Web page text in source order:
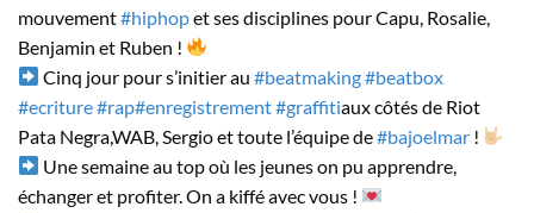
mouvement#hiphopet ses disciplines pour Capu, Rosalie,
Benjamin et Ruben !
Cinq jour pour s’initier au#beatmaking#beatbox
#ecriture#rap#enregistrement#graffitiaux côtés de Riot
Pata Negra,WAB, Sergio et toute l’équipe de#bajoelmar !
Une semaine au top où les jeunes on pu apprendre,
échanger et profiter. On a kiffé avec vous !